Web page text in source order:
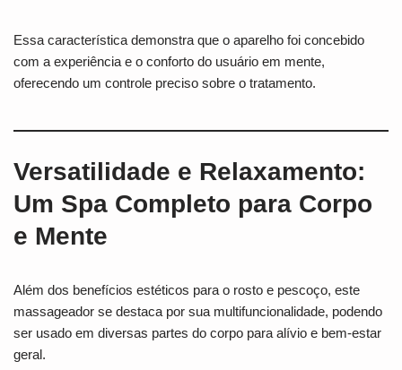
Essa característica demonstra que o aparelho foi concebido
com a experiência e o conforto do usuário em mente,
oferecendo um controle preciso sobre o tratamento.
Versatilidade e Relaxamento:
Um Spa Completo para Corpo
e Mente
Além dos benefícios estéticos para o rosto e pescoço, este
massageador se destaca por sua multifuncionalidade, podendo
ser usado em diversas partes do corpo para alívio e bem-estar
geral.